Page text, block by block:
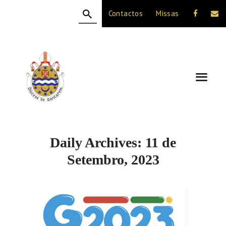
Contactos Missas
Daily Archives: 11 de
Setembro, 2023
A DIOCESE
CELEBRAÇÃO
VIDA CRISTÃ
NOTÍCIAS